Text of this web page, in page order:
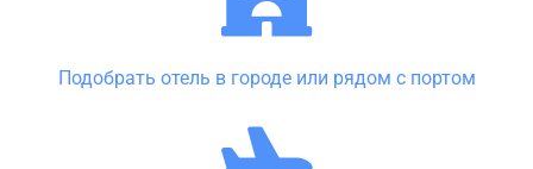
Подобрать отель в городе или рядом с портом